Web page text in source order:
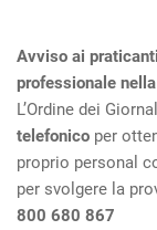
Avviso ai
professionale
L’Ordine dei
telefonico per
proprio personal
per svolgere la
800 680 867